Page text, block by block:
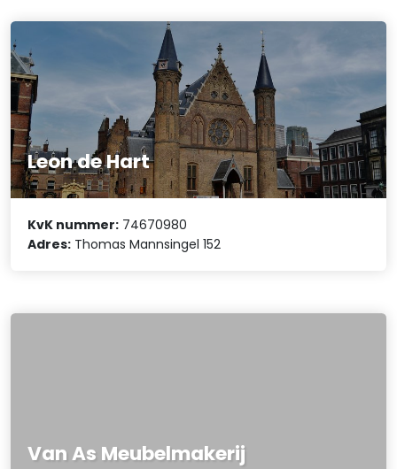
Leon de Hart
KvK nummer: 74670980
Adres: Thomas Mannsingel 152
Van As Meubelmakerij